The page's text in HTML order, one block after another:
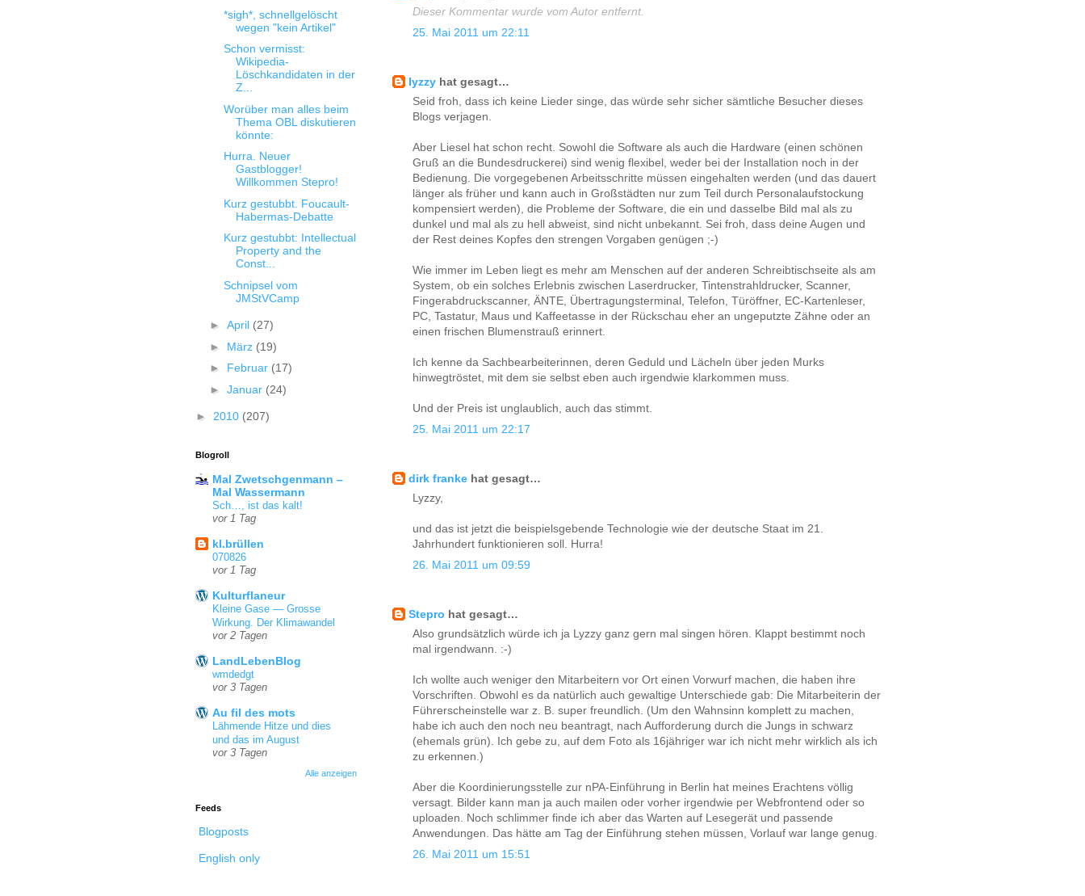
Dieser Kommentar wurde vom Autor entfernt.
25. Mai 2011 um 22:11
lyzzy hat gesagt…
Seid froh, dass ich keine Lieder singe, das würde sehr sicher sämtliche Besucher dieses
Blogs verjagen.
Aber Liesel hat schon recht. Sowohl die Software als auch die Hardware (einen schönen
Gruß an die Bundesdruckerei) sind wenig flexibel, weder bei der Installation noch in der
Bedienung. Die vorgegebenen Arbeitsschritte müssen eingehalten werden (und das dauert
länger als früher und kann auch in Großstädten nur zum Teil durch Personalaufstockung
kompensiert werden), die Probleme der Software, die ein und dasselbe Bild mal als zu
dunkel und mal als zu hell abweist, sind nicht unbekannt. Sei froh, dass deine Augen und
der Rest deines Kopfes den strengen Vorgaben genügen ;-)
Wie immer im Leben liegt es mehr am Menschen auf der anderen Schreibtischseite als am
System, ob ein solches Erlebnis zwischen Laserdrucker, Tintenstrahldrucker, Scanner,
Fingerabdruckscanner, ÄNTE, Übertragungsterminal, Telefon, Türöffner, EC-Kartenleser,
PC, Tastatur, Maus und Kaffeetasse in der Rückschau eher an ungeputzte Zähne oder an
einen frischen Blumenstrauß erinnert.
Ich kenne da Sachbearbeiterinnen, deren Geduld und Lächeln über jeden Murks
hinwegtröstet, mit dem sie selbst eben auch irgendwie klarkommen muss.
Und der Preis ist unglaublich, auch das stimmt.
25. Mai 2011 um 22:17
dirk franke hat gesagt…
Lyzzy,
und das ist jetzt die beispielsgebende Technologie wie der deutsche Staat im 21.
Jahrhundert funktionieren soll. Hurra!
26. Mai 2011 um 09:59
Stepro hat gesagt…
Also grundsätzlich würde ich ja Lyzzy ganz gern mal singen hören. Klappt bestimmt noch
mal irgendwann. :-)
Ich wollte auch weniger den Mitarbeitern vor Ort einen Vorwurf machen, die haben ihre
Vorschriften. Obwohl es da natürlich auch gewaltige Unterschiede gab: Die Mitarbeiterin der
Führerscheinstelle war z. B. super freundlich. (Um den Wahnsinn komplett zu machen,
habe ich auch den noch neu beantragt, nach Aufforderung durch die Jungs in schwarz
(ehemals grün). Ich gebe zu, auf dem Foto als 16jähriger war ich nicht mehr wirklich als ich
zu erkennen.)
Aber die Koordinierungsstelle zur nPA-Einführung in Berlin hat meines Erachtens völlig
versagt. Bilder kann man ja auch mailen oder vorher irgendwie per Webfrontend oder so
uploaden. Noch schlimmer finde ich aber das Warten auf Lesegerät und passende
Anwendungen. Das hätte am Tag der Einführung stehen müssen, Vorlauf war lange genug.
26. Mai 2011 um 15:51
*sigh*, schnellgelöscht
wegen "kein Artikel"
Schon vermisst:
Wikipedia-
Löschkandidaten in der
Z...
Worüber man alles beim
Thema OBL diskutieren
könnte:
Hurra. Neuer
Gastblogger!
Willkommen Stepro!
Kurz gestubbt. Foucault-
Habermas-Debatte
Kurz gestubbt: Intellectual
Property and the
Const...
Schnipsel vom
JMStVCamp
► April (27)
► März (19)
► Februar (17)
► Januar (24)
► 2010 (207)
Blogroll
Mal Zwetschgenmann –
Mal Wassermann
Sch…, ist das kalt!
vor 1 Tag
kl.brüllen
070826
vor 1 Tag
Kulturflaneur
Kleine Gase — Grosse
Wirkung. Der Klimawandel
vor 2 Tagen
LandLebenBlog
wmdedgt
vor 3 Tagen
Au fil des mots
Lähmende Hitze und dies
und das im August
vor 3 Tagen
Alle anzeigen
Feeds
Blogposts
English only